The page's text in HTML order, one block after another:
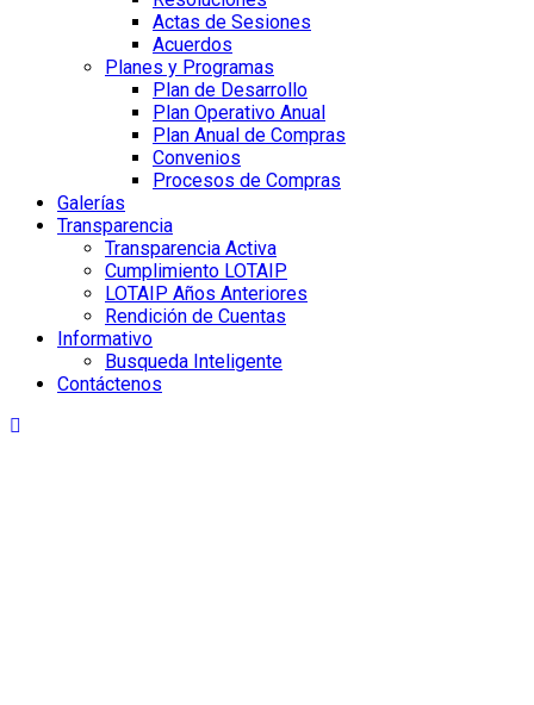
Actas de Sesiones
Acuerdos
Planes y Programas
Plan de Desarrollo
Plan Operativo Anual
Plan Anual de Compras
Convenios
Procesos de Compras
Galerías
Transparencia
Transparencia Activa
Cumplimiento LOTAIP
LOTAIP Años Anteriores
Rendición de Cuentas
Informativo
Busqueda Inteligente
Contáctenos